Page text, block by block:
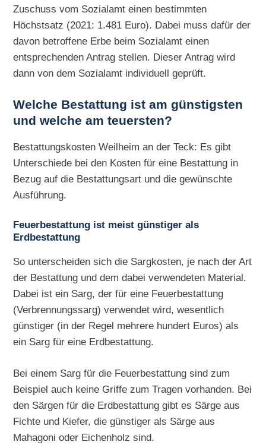
Zuschuss vom Sozialamt einen bestimmten
Höchstsatz (2021: 1.481 Euro). Dabei muss dafür der
davon betroffene Erbe beim Sozialamt einen
entsprechenden Antrag stellen. Dieser Antrag wird
dann von dem Sozialamt individuell geprüft.
Welche Bestattung ist am günstigsten
und welche am teuersten?
Bestattungskosten Weilheim an der Teck: Es gibt
Unterschiede bei den Kosten für eine Bestattung in
Bezug auf die Bestattungsart und die gewünschte
Ausführung.
Feuerbestattung ist meist günstiger als
Erdbestattung
So unterscheiden sich die Sargkosten, je nach der Art
der Bestattung und dem dabei verwendeten Material.
Dabei ist ein Sarg, der für eine Feuerbestattung
(Verbrennungssarg) verwendet wird, wesentlich
günstiger (in der Regel mehrere hundert Euros) als
ein Sarg für eine Erdbestattung.
Bei einem Sarg für die Feuerbestattung sind zum
Beispiel auch keine Griffe zum Tragen vorhanden. Bei
den Särgen für die Erdbestattung gibt es Särge aus
Fichte und Kiefer, die günstiger als Särge aus
Mahagoni oder Eichenholz sind.